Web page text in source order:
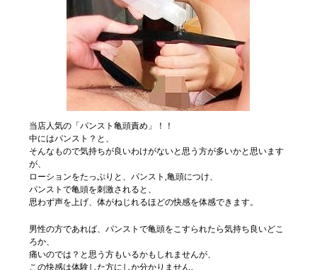
当店人気の「パンスト亀頭責め」！！
中にはパンスト？と、
そんなもので気持ちが良いわけがないと思う方が多いかと思います
が、
ローションをたっぷりと、パンスト,亀頭につけ、
パンストで亀頭を刺激されると、
思わず声を上げ、体がねじれるほどの快感を体感できます。
男性の方であれば、パンストで亀頭をこすられたら気持ち良いどこ
ろか、
痛いのでは？と思う方もいるかもしれませんが、
この快感は体験した方にしか分かりません。